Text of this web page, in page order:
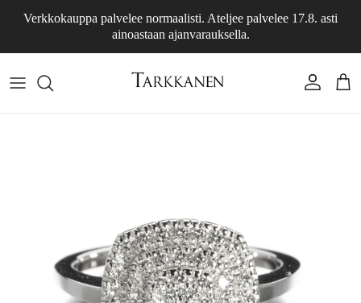
Verkkokauppa palvelee normaalisti. Ateljee palvelee 17.8. asti
ainoastaan ajanvarauksella.
Tili